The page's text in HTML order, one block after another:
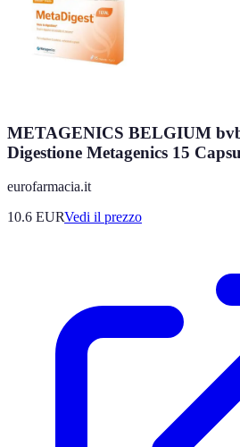
METAGENICS BELGIUM
Digestione Metagenics 15
eurofarmacia.it
10.6 EURVedi il prezzo